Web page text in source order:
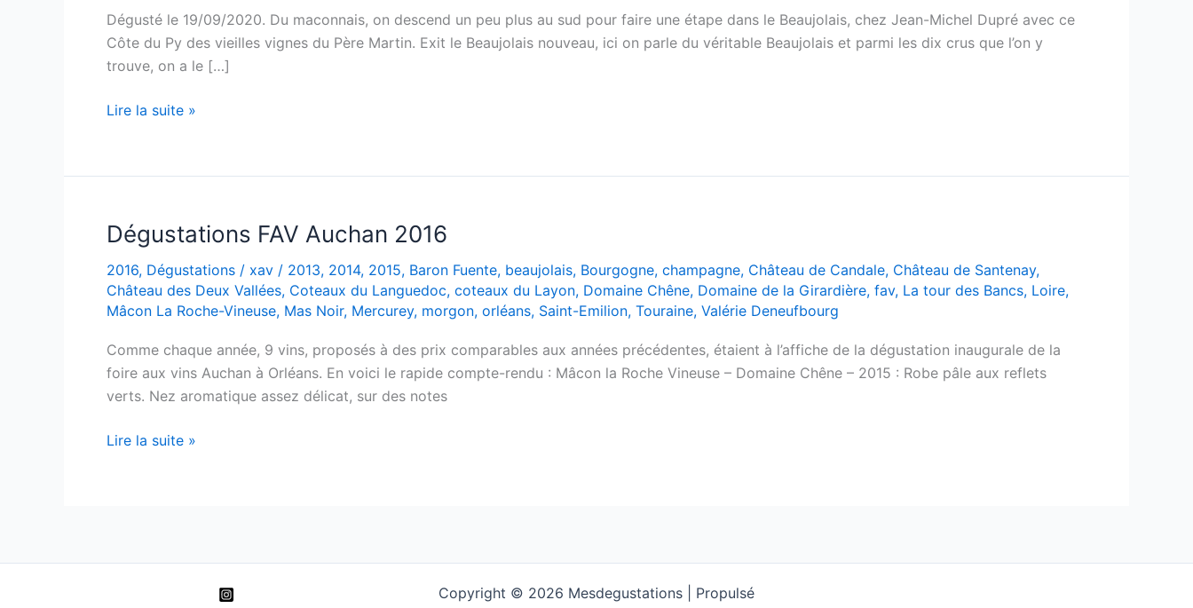
Dégusté le 19/09/2020. Du maconnais, on descend un peu plus au sud pour faire une étape dans le Beaujolais, chez Jean-Michel Dupré avec ce
Côte du Py des vieilles vignes du Père Martin. Exit le Beaujolais nouveau, ici on parle du véritable Beaujolais et parmi les dix crus que l’on y
trouve, on a le […]
Morgon
Py
Les
Vielles
Vignes
du
Père
Martin
–
Jean-
Lire la suite »
Dégustations FAV Auchan 2016
2016, Dégustations / xav / 2013, 2014, 2015, Baron Fuente, beaujolais, Bourgogne, champagne, Château de Candale, Château de Santenay,
Château des Deux Vallées, Coteaux du Languedoc, coteaux du Layon, Domaine Chêne, Domaine de la Girardière, fav, La tour des Bancs, Loire,
Mâcon La Roche-Vineuse, Mas Noir, Mercurey, morgon, orléans, Saint-Emilion, Touraine, Valérie Deneufbourg
Comme chaque année, 9 vins, proposés à des prix comparables aux années précédentes, étaient à l’affiche de la dégustation inaugurale de la
foire aux vins Auchan à Orléans. En voici le rapide compte-rendu : Mâcon la Roche Vineuse – Domaine Chêne – 2015 : Robe pâle aux reflets
verts. Nez aromatique assez délicat, sur des notes
Dégustations
Lire la suite »
Copyright © 2026 Mesdegustations | Propulsé